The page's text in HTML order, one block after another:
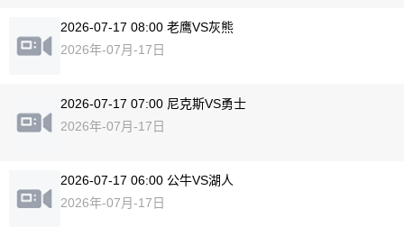
2026-07-17 08:00 老鹰VS灰熊
2026年-07月-17日
2026-07-17 07:00 尼克斯VS勇士
2026年-07月-17日
2026-07-17 06:00 公牛VS湖人
2026年-07月-17日